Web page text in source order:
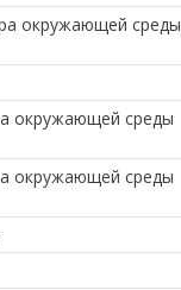
окружающей среды
окружающей среды
окружающей среды